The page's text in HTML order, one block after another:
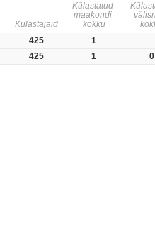
Külastajaid
Külastatud
maakondi
kokku
425
1
425 1 0